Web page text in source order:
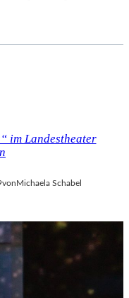
im Landestheater
vonMichaela Schabel